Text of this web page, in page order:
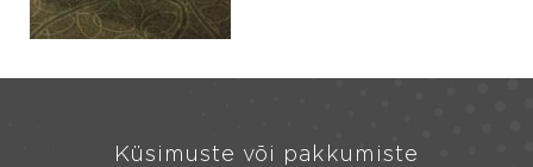
Küsimuste või pakkumiste